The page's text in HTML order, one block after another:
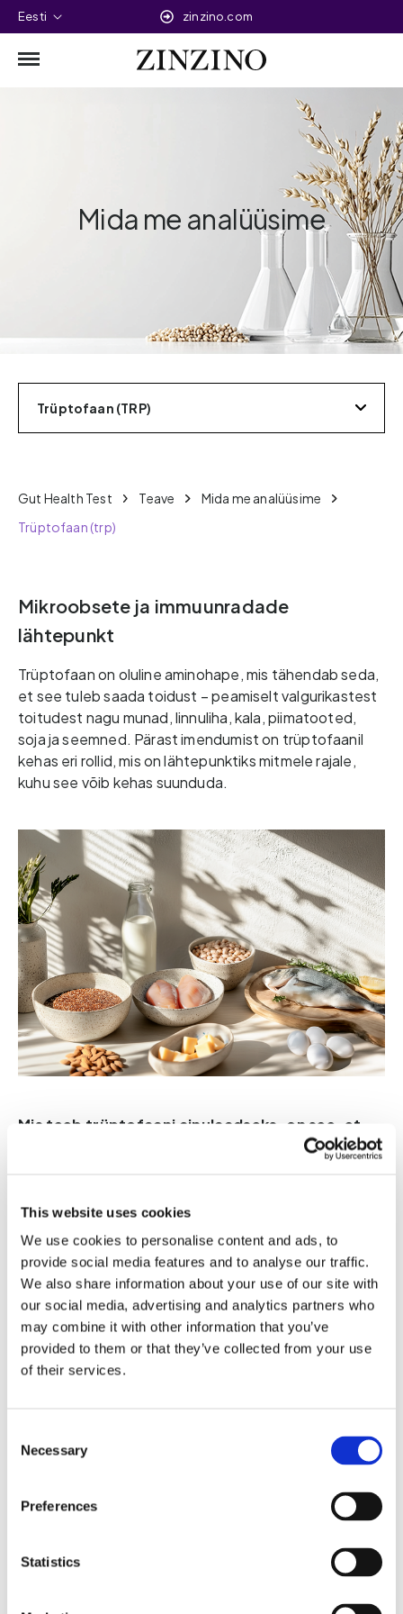
This website uses cookies
We use cookies to personalise content and ads, to
provide social media features and to analyse our traffic.
We also share information about your use of our site with
our social media, advertising and analytics partners who
may combine it with other information that you’ve
provided to them or that they’ve collected from your use
of their services.
Selection
Necessary
Preferences
Statistics
Eesti zinzino.com
Mida me analüüsime
Trüptofaan (TRP)
Gut Health Test Teave
Mida me analüüsime
Trüptofaan (trp)
Mikroobsete ja immuunradade
lähtepunkt
Trüptofaan on oluline aminohape, mis tähendab seda,
et see tuleb saada toidust – peamiselt valgurikastest
toitudest nagu munad, linnuliha, kala, piimatooted,
soja ja seemned. Pärast imendumist on trüptofaanil
kehas eri rollid, mis on lähtepunktiks mitmele rajale,
kuhu see võib kehas suunduda.
Mis teeb trüptofaani ainulaadseks, on see, et
bakterid muudavad selle indooli derivaatideks,
nagu IPA, immuunsust tasakaalustavate,
antioksüdantsete ja barjääri toetavate
toimetega.
Peremeesorganismi ainevahetus,
kus
trüptofaani saab kasutada serotoniini tootmiseks
(oluline meeleolu ja soolestiku motoorika jaoks) või
suunata see kinureniini rajale immuunstressi ja
peegeldab selle kättesaadavus ja jaotumine
soolestiku ja immuunfunktsiooni olulisi aspekte.
suurenenud kasutamisele, näiteks immuunstressi
ajal, kui kinureniini rajale suunatakse rohkem TRP-